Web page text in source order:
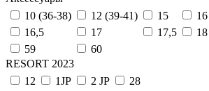
10 (36-38)
12 (39-41) 15
16
16,5
17 17,5
18
59
60
RESORT 2023
12
1JP 2 JP
28